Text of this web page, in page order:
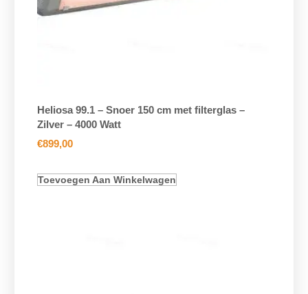
Heliosa 99.1 – Snoer 150 cm met filterglas –
Zilver – 4000 Watt
€899,00
Toevoegen Aan Winkelwagen